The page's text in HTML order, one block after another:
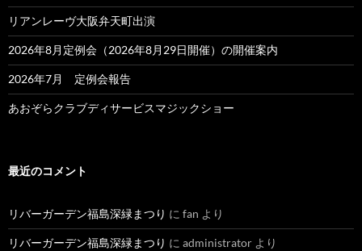
リアンレーヴ大阪弁天町出演
2026年8月定例会（2026年8月29日開催）の開催案内
2026年7月 定例会報告
あおぞらクラブディサービスマジックショー
最近のコメント
リバーガーデン福島深緑まつり に fan より
リバーガーデン福島深緑まつり に administrator より